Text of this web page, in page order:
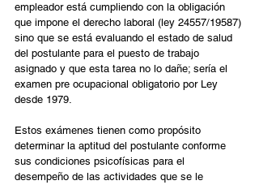
empleador está cumpliendo con la obligación
que impone el derecho laboral (ley 24557/19587)
sino que se está evaluando el estado de salud
del postulante para el puesto de trabajo
asignado y que esta tarea no lo dañe; sería el
examen pre ocupacional obligatorio por Ley
desde 1979.
Estos exámenes tienen como propósito
determinar la aptitud del postulante conforme
sus condiciones psicofísicas para el
desempeño de las actividades que se le